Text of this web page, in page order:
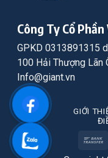
Công Ty Cổ
GPKD 0313891315
100 Hải Thượng Lãn
Info@giant.vn
GIỚI